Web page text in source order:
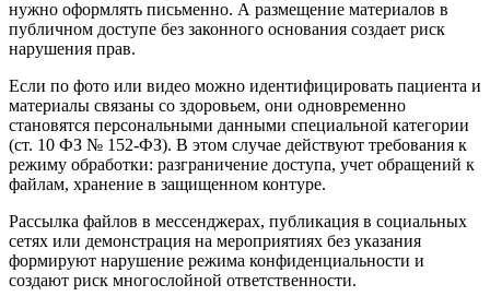
нужно оформлять письменно. А размещение материалов в
публичном доступе без законного основания создает риск
нарушения прав.
Если по фото или видео можно идентифицировать пациента и
материалы связаны со здоровьем, они одновременно
становятся персональными данными специальной категории
(ст. 10 ФЗ № 152‑ФЗ). В этом случае действуют требования к
режиму обработки: разграничение доступа, учет обращений к
файлам, хранение в защищенном контуре.
Рассылка файлов в мессенджерах, публикация в социальных
сетях или демонстрация на мероприятиях без указания
формируют нарушение режима конфиденциальности и
создают риск многослойной ответственности.